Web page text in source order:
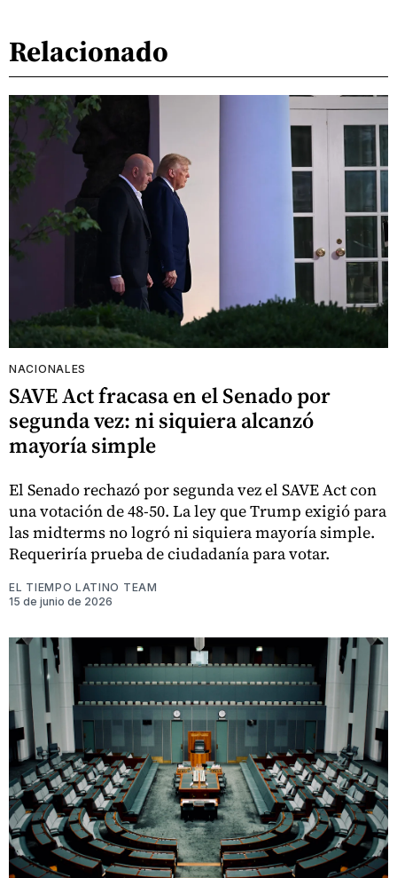
Relacionado
NACIONALES
SAVE Act fracasa en el Senado por
segunda vez: ni siquiera alcanzó
mayoría simple
El Senado rechazó por segunda vez el SAVE Act con
una votación de 48-50. La ley que Trump exigió para
las midterms no logró ni siquiera mayoría simple.
Requeriría prueba de ciudadanía para votar.
EL TIEMPO LATINO TEAM
15 de junio de 2026